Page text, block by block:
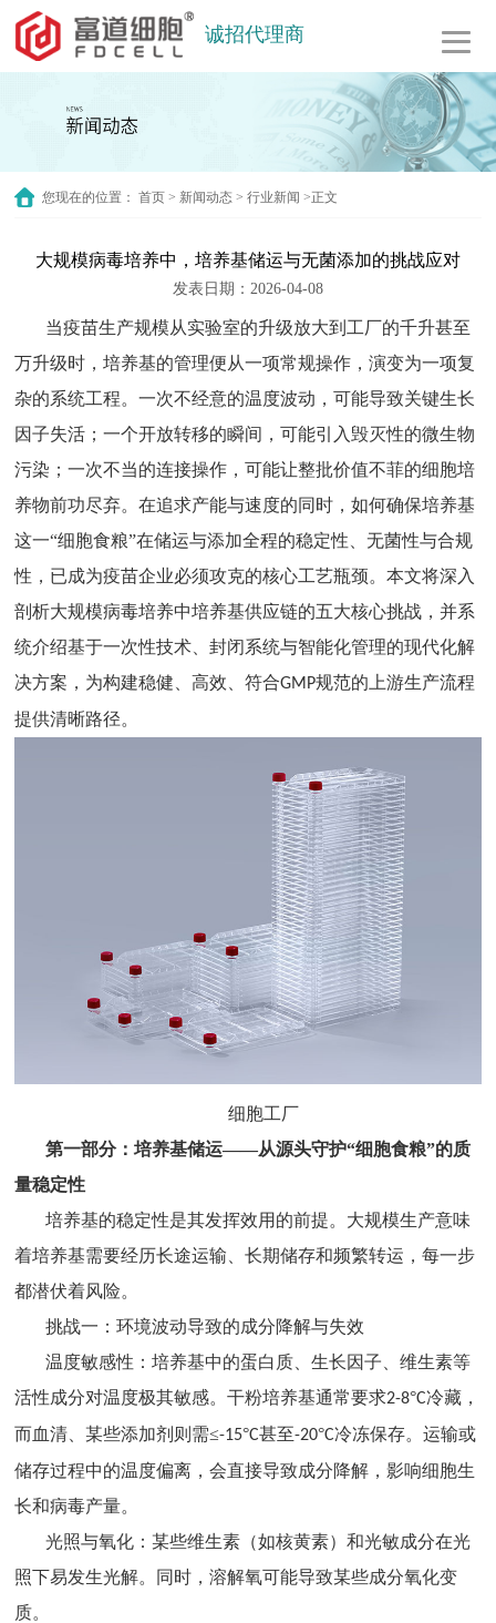
诚招代理商
您现在的位置：首页 > 新闻动态 >行业新闻 >正文
大规模病毒培养中，培养基储运与无菌添加的挑战应对
发表日期：2026-04-08
当疫苗生产规模从实验室的升级放大到工厂的千升甚至
万升级时，培养基的管理便从一项常规操作，演变为一项复
杂的系统工程。一次不经意的温度波动，可能导致关键生长
因子失活；一个开放转移的瞬间，可能引入毁灭性的微生物
污染；一次不当的连接操作，可能让整批价值不菲的细胞培
养物前功尽弃。在追求产能与速度的同时，如何确保培养基
这一“细胞食粮”在储运与添加全程的稳定性、无菌性与合规
性，已成为疫苗企业必须攻克的核心工艺瓶颈。本文将深入
剖析大规模病毒培养中培养基供应链的五大核心挑战，并系
统介绍基于一次性技术、封闭系统与智能化管理的现代化解
决方案，为构建稳健、高效、符合GMP规范的上游生产流程
提供清晰路径。
细胞工厂
第一部分：培养基储运——从源头守护“细胞食粮”的质
量稳定性
培养基的稳定性是其发挥效用的前提。大规模生产意味
着培养基需要经历长途运输、长期储存和频繁转运，每一步
都潜伏着风险。
挑战一：环境波动导致的成分降解与失效
温度敏感性：培养基中的蛋白质、生长因子、维生素等
活性成分对温度极其敏感。干粉培养基通常要求2-8°C冷藏，
而血清、某些添加剂则需≤-15°C甚至-20°C冷冻保存。运输或
储存过程中的温度偏离，会直接导致成分降解，影响细胞生
长和病毒产量。
光照与氧化：某些维生素（如核黄素）和光敏成分在光
照下易发生光解。同时，溶解氧可能导致某些成分氧化变
质。